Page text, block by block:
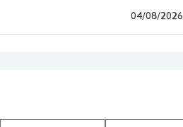
04/08/2026